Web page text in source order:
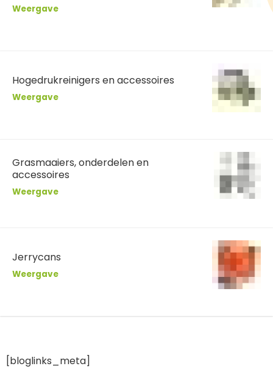
Weergave
Hogedrukreinigers en accessoires
Weergave
Grasmaaiers, onderdelen en
accessoires
Weergave
Jerrycans
Weergave
[bloglinks_meta]